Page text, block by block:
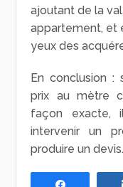
ajoutant de la
appartement, et
yeux des
En conclusion :
prix au mètre
façon exacte,
intervenir un
produire un devis.